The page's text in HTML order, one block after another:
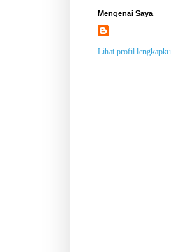
Mengenai Saya
Lihat profil lengkapku